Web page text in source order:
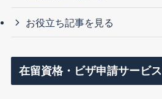
お役立ち記事を見る
在留資格・ビザ申請サービス